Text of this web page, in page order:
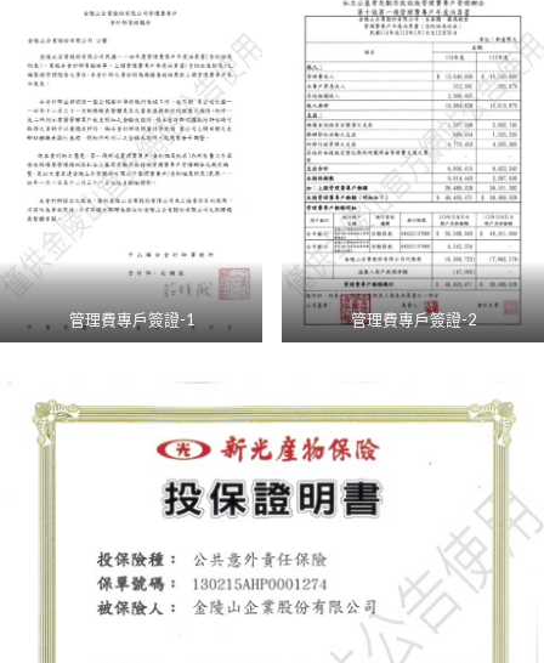
管理費專戶簽證-1 管理費專戶簽證-2